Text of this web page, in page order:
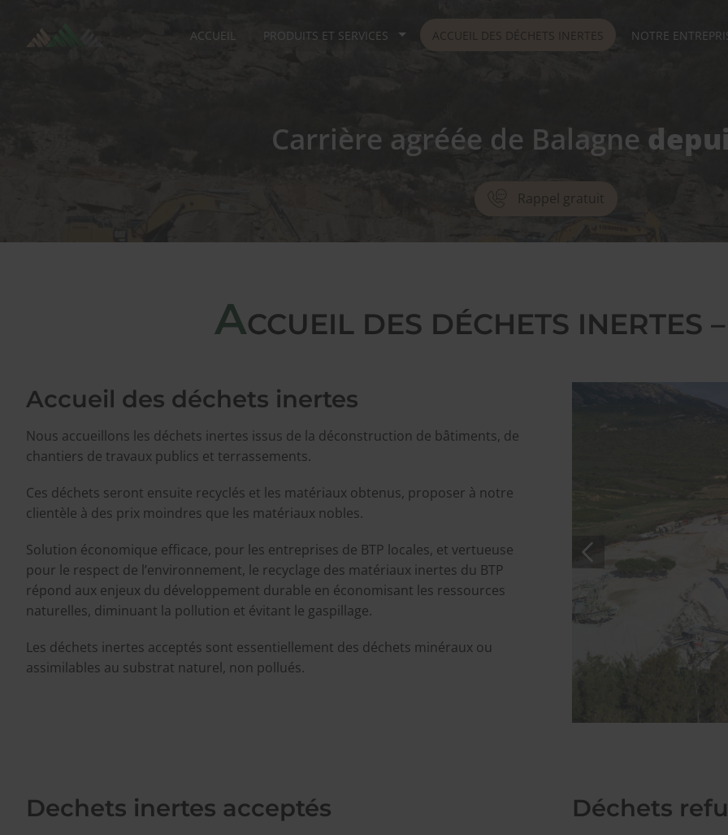
Carrière agréée de Balagne
Rappel gratuit
ACCUEIL PRODUITS ET SERVICES ACCUEIL DES DÉCHETS INERTES NOTRE
ACCUEIL DES DÉCHETS INERTES
Accueil des déchets inertes
Nous accueillons les déchets inertes issus de la déconstruction de bâtiments, de
chantiers de travaux publics et terrassements.
Ces déchets seront ensuite recyclés et les matériaux obtenus, proposer à notre
clientèle à des prix moindres que les matériaux nobles.
Solution économique efficace, pour les entreprises de BTP locales, et vertueuse
pour le respect de l’environnement, le recyclage des matériaux inertes du BTP
répond aux enjeux du développement durable en économisant les ressources
naturelles, diminuant la pollution et évitant le gaspillage.
Les déchets inertes acceptés sont essentiellement des déchets minéraux ou
assimilables au substrat naturel, non pollués.
Dechets inertes acceptés Déchets